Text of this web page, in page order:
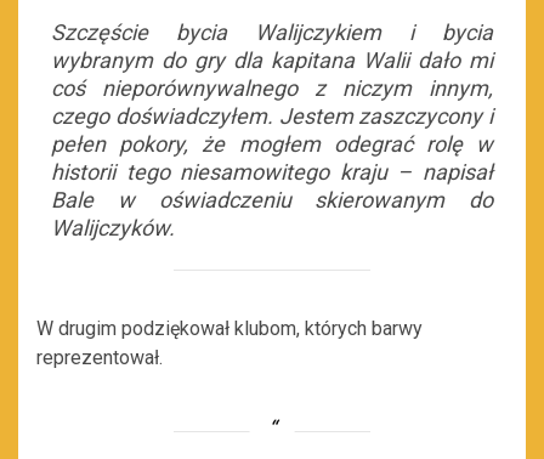
Szczęście bycia Walijczykiem i bycia
wybranym do gry dla kapitana Walii dało mi
coś nieporównywalnego z niczym innym,
czego doświadczyłem. Jestem zaszczycony i
pełen pokory, że mogłem odegrać rolę w
historii tego niesamowitego kraju – napisał
Bale w oświadczeniu skierowanym do
Walijczyków.
W drugim podziękował klubom, których barwy
reprezentował.